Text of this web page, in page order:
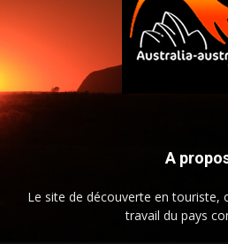
A
Le site de découverte en touriste,
travail du pays